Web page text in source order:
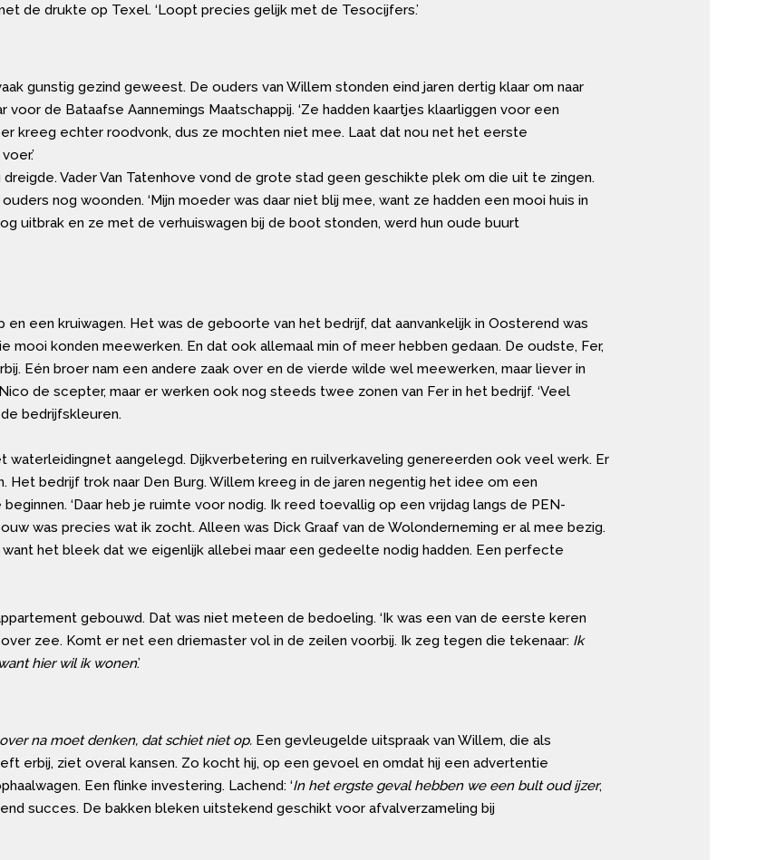
de drukte op Texel. ‘Loopt precies gelijk met de Tesocijfers.’
gunstig gezind geweest. De ouders van Willem stonden eind jaren dertig klaar om naar
voor de Bataafse Aannemings Maatschappij. ‘Ze hadden kaartjes klaarliggen voor een
kreeg echter roodvonk, dus ze mochten niet mee. Laat dat nou net het eerste
Vader Van Tatenhove vond de grote stad geen geschikte plek om die uit te zingen.
nog woonden. ‘Mijn moeder was daar niet blij mee, want ze hadden een mooi huis in
uitbrak en ze met de verhuiswagen bij de boot stonden, werd hun oude buurt
en een kruiwagen. Het was de geboorte van het bedrijf, dat aanvankelijk in Oosterend was
mooi konden meewerken. En dat ook allemaal min of meer hebben gedaan. De oudste, Fer,
Eén broer nam een andere zaak over en de vierde wilde wel meewerken, maar liever in
de scepter, maar er werken ook nog steeds twee zonen van Fer in het bedrijf. ‘Veel
bedrijfskleuren.
waterleidingnet aangelegd. Dijkverbetering en ruilverkaveling genereerden ook veel werk. Er
bedrijf trok naar Den Burg. Willem kreeg in de jaren negentig het idee om een
‘Daar heb je ruimte voor nodig. Ik reed toevallig op een vrijdag langs de PEN-
was precies wat ik zocht. Alleen was Dick Graaf van de Wolonderneming er al mee bezig.
het bleek dat we eigenlijk allebei maar een gedeelte nodig hadden. Een perfecte
gebouwd. Dat was niet meteen de bedoeling. ‘Ik was een van de eerste keren
zee. Komt er net een driemaster vol in de zeilen voorbij. Ik zeg tegen die tekenaar: Ik
hier wil ik wonen.’
na moet denken, dat schiet niet op. Een gevleugelde uitspraak van Willem, die als
erbij, ziet overal kansen. Zo kocht hij, op een gevoel en omdat hij een advertentie
Een flinke investering. Lachend: ‘In het ergste geval hebben we een bult oud ijzer,
succes. De bakken bleken uitstekend geschikt voor afvalverzameling bij